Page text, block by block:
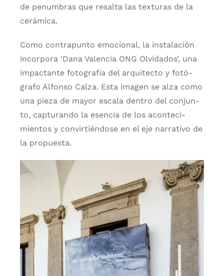
de penum­bras que resal­ta las tex­tu­ras de la
cerá­mi­ca.
Como con­tra­pun­to emo­cio­nal, la ins­ta­la­ción
incor­po­ra ‘Dana Valen­cia ONG Olvi­da­dos’, una
impac­tan­te foto­gra­fía del arqui­tec­to y fotó­
gra­fo Alfon­so Cal­za. Esta ima­gen se alza como
una pie­za de mayor esca­la den­tro del con­jun­
to, cap­tu­ran­do la esen­cia de los acon­te­ci­
mien­tos y con­vir­tién­do­se en el eje narra­ti­vo de
la pro­pues­ta.